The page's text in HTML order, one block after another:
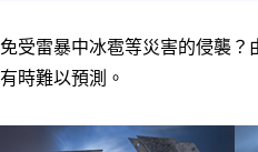
受雷暴中冰雹等災害的侵襲
時難以預測。